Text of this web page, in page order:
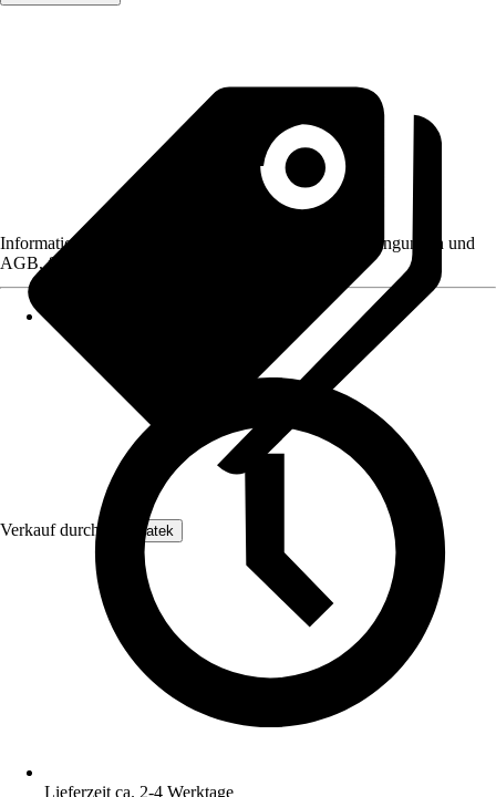
Verkauf durch: Enovatek
Informationen des Verkäufers, wie z. B. Rückgabebedingungen und
AGB, finden Sie bei Klick auf den Verkäufernamen.
Lieferzeit ca. 2-4 Werktage